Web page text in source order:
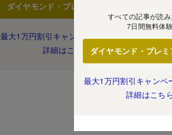
ダイヤモンド・プレミアムに登録
最大1万円割引キャンペーン実施中！
詳細はこちら
すべての記事が読み
7日間無料体
ダイヤモンド・プレ
最大1万円割引キャンペ
詳細はこち